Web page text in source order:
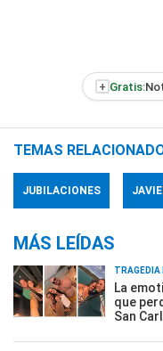
+ Gratis:
TEMAS
JUBILACIONES
MÁS LEÍDAS
TRAGEDIA
La
que
San